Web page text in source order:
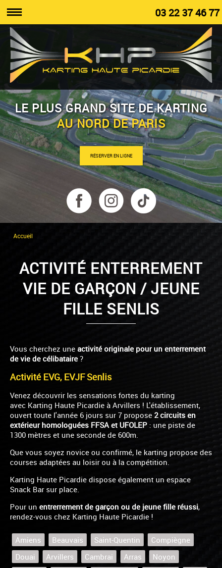
03 22 37 46 77
LE PLUS GRAND SITE DE KARTING
AU NORD DE PARIS
RÉSERVER EN LIGNE
Accueil
ACTIVITÉ ENTERREMENT
VIE DE GARÇON / JEUNE
FILLE SENLIS
Vous cherchez une activité originale pour un enterrement
de vie de célibataire ?
Activité EVG, EVJF Senlis
Venez découvrir les sensations fortes du karting
avec Karting Haute Picardie à Arvillers ! L'établissement,
ouvert toute l'année 6 jours sur 7 propose 2 circuits en
extérieur homologuées FFSA et UFOLEP : une piste de
1300 mètres et une seconde de 600m.
Que vous soyez novice ou confirmé, le karting propose des
courses adaptées au loisir ou à la compétition.
Karting Haute Picardie dispose également un espace
Snack Bar sur place.
Pour un entrerrement de garçon ou de jeune fille réussi,
rendez-vous chez Karting Haute Picardie !
Amiens Beauvais Saint-Quentin
Compiègne
Douai
Arvillers Cambrai Arras
Noyon